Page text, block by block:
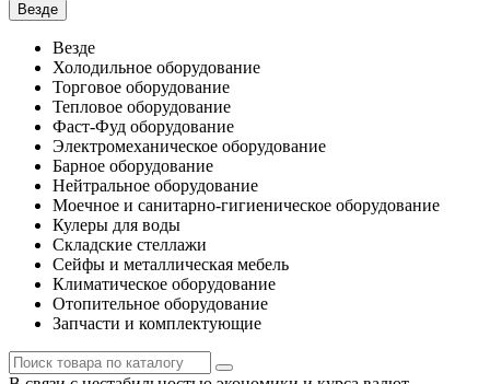
Везде
Везде
Холодильное оборудование
Торговое оборудование
Тепловое оборудование
Фаст-Фуд оборудование
Электромеханическое оборудование
Барное оборудование
Нейтральное оборудование
Моечное и санитарно-гигиеническое оборудование
Кулеры для воды
Складские стеллажи
Сейфы и металлическая мебель
Климатическое оборудование
Отопительное оборудование
Запчасти и комплектующие